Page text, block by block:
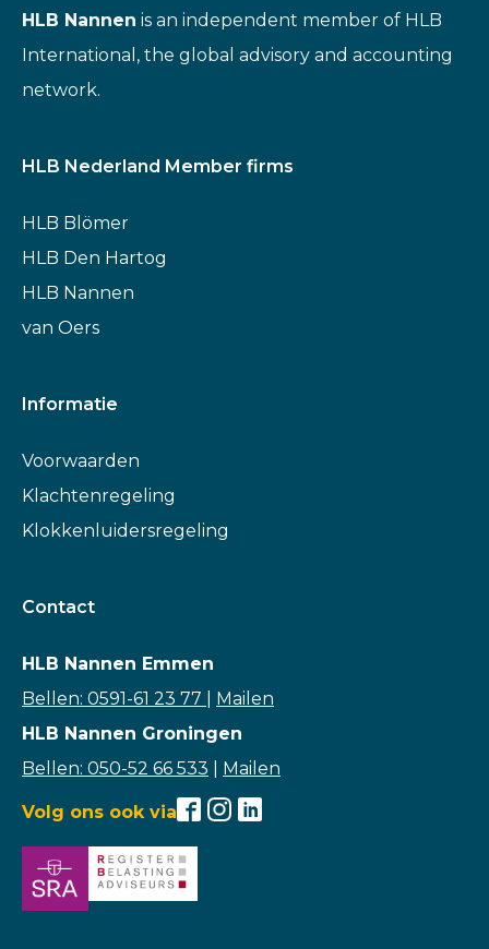
HLB Nannen is an independent member of HLB
International, the global advisory and accounting
network.
HLB Nederland Member firms
HLB Blömer
HLB Den Hartog
HLB Nannen
van Oers
Informatie
Voorwaarden
Klachtenregeling
Klokkenluidersregeling
Contact
HLB Nannen Emmen
Bellen: 0591-61 23 77
Mailen
HLB Nannen Groningen
Bellen: 050-52 66 533
Mailen
Volg ons ook via